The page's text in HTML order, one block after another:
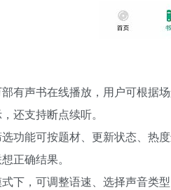
有声书在线播放，用户可根据
还支持断点续听。
功能可按题材、更新状态、热
正确结果。
下，可调整语速、选择声音类